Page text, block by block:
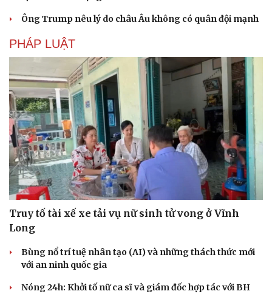
Ông Trump nêu lý do châu Âu không có quân đội mạnh
PHÁP LUẬT
Truy tố tài xế xe tải vụ nữ sinh tử vong ở Vĩnh
Long
Bùng nổ trí tuệ nhân tạo (AI) và những thách thức mới
với an ninh quốc gia
Nóng 24h: Khởi tố nữ ca sĩ và giám đốc hợp tác với BH